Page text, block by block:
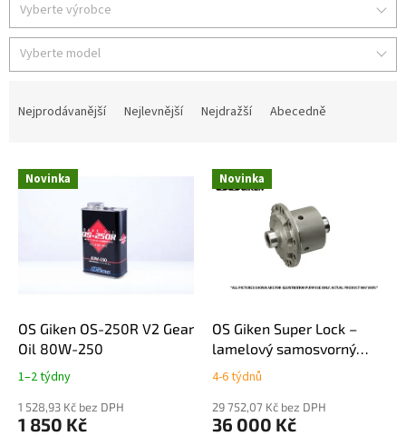
Vyberte výrobce
Vyberte model
n
Nejprodávanější Nejlevnější Nejdražší Abecedně
V Novinka
OS Giken OS-250R V2 Gear
Oil 80W-250
1–2 týdny
1 528,93 Kč bez DPH
1 850 Kč
Novinka
OS Giken Super Lock –
lamelový samosvorný
diferenciál LSD Fiat 124
Abarth / Mazda MX-5 ND
4-6 týdnů
29 752,07 Kč bez DPH
36 000 Kč